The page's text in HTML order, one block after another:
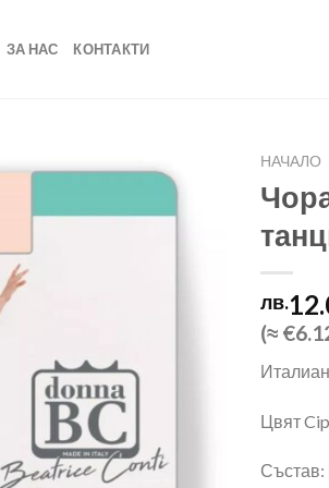
ЗА НАС КОНТАКТИ
НАЧАЛО
лв.
(≈
Цвят
Състав: